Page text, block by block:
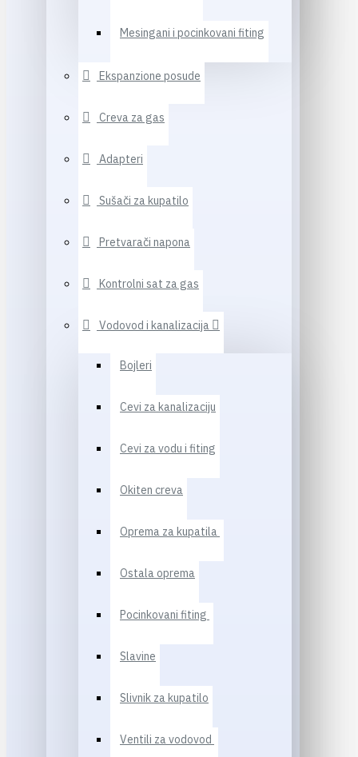
Mesingani i pocinkovani fiting
Ekspanzione posude
Creva za gas
Adapteri
Sušači za kupatilo
Pretvarači napona
Kontrolni sat za gas
Vodovod i kanalizacija
Bojleri
Cevi za kanalizaciju
Cevi za vodu i fiting
Okiten creva
Oprema za kupatila
Ostala oprema
Pocinkovani fiting
Slavine
Slivnik za kupatilo
Ventili za vodovod